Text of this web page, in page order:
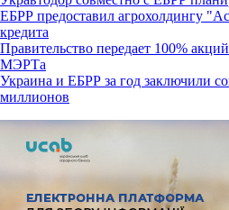
ЕБРР предоставил агрохолдингу
кредита
Правительство передает 100%
МЭРТа
Украина и ЕБРР за год заключили
миллионов